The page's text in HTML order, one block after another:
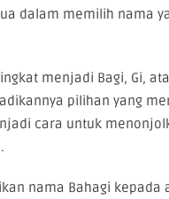
dalam memilih nama
menjadi Bagi, Gi,
pilihan yang
cara untuk
nama Bahagi